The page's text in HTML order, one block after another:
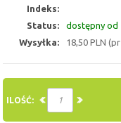
Indeks:
Status:
dostępny od
Wysyłka:
18,50 PLN
ILOŚĆ: